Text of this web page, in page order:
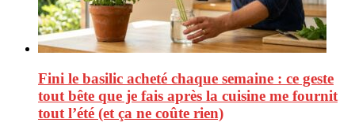
Fini le basilic acheté chaque semaine : ce geste
tout bête que je fais après la cuisine me fournit
tout l’été (et ça ne coûte rien)